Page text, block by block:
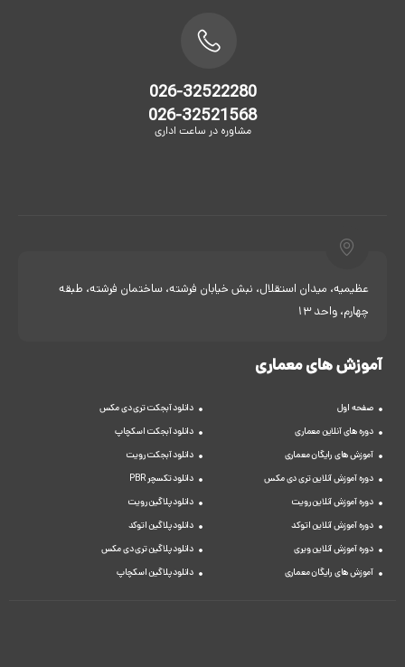
026-32522280
026-32521568
مشاوره در ساعت اداری
عظیمیه، میدان استقلال، نبش خیابان فرشته، ساختمان فرشته، طبقه
چهارم، واحد 13
آموزش های معماری
صفحه اول
دوره های آنلاین معماری
آموزش های رایگان معماری
دوره آموزش آنلاین تری دی مکس
دوره آموزش آنلاین رویت
دوره آموزش آنلاین اتوکد
دوره آموزش آنلاین ویری
آموزش های رایگان معماری
دانلود آبجکت تری دی مکس
دانلود آبجکت اسکچاپ
دانلود آبجکت رویت
دانلود تکسچر PBR
دانلود پلاگین رویت
دانلود پلاگین اتوکد
دانلود پلاگین تری دی مکس
دانلود پلاگین اسکچاپ